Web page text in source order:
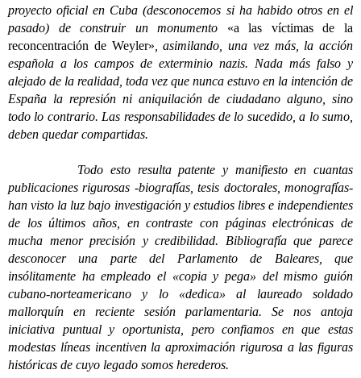
proyecto oficial en Cuba (desconocemos si ha habido otros en el
pasado) de construir un monumento «a las víctimas de la
reconcentración de Weyler» , asimilando, una vez más, la acción
española a los campos de exterminio nazis. Nada más falso y
alejado de la realidad, toda vez que nunca estuvo en la intención de
España la represión ni aniquilación de ciudadano alguno, sino
todo lo contrario. Las responsabilidades de lo sucedido, a lo sumo,
deben quedar compartidas.
Todo esto resulta patente y manifiesto en cuantas
publicaciones rigurosas -biografías, tesis doctorales, monografías-
han visto la luz bajo investigación y estudios libres e independientes
de los últimos años, en contraste con páginas electrónicas de
mucha menor precisión y credibilidad. Bibliografía que parece
desconocer una parte del Parlamento de Baleares, que
insólitamente ha empleado el «copia y pega» del mismo guión
cubano-norteamericano y lo «dedica» al laureado soldado
mallorquín en reciente sesión parlamentaria. Se nos antoja
iniciativa puntual y oportunista, pero confiamos en que estas
modestas líneas incentiven la aproximación rigurosa a las figuras
históricas de cuyo legado somos herederos.